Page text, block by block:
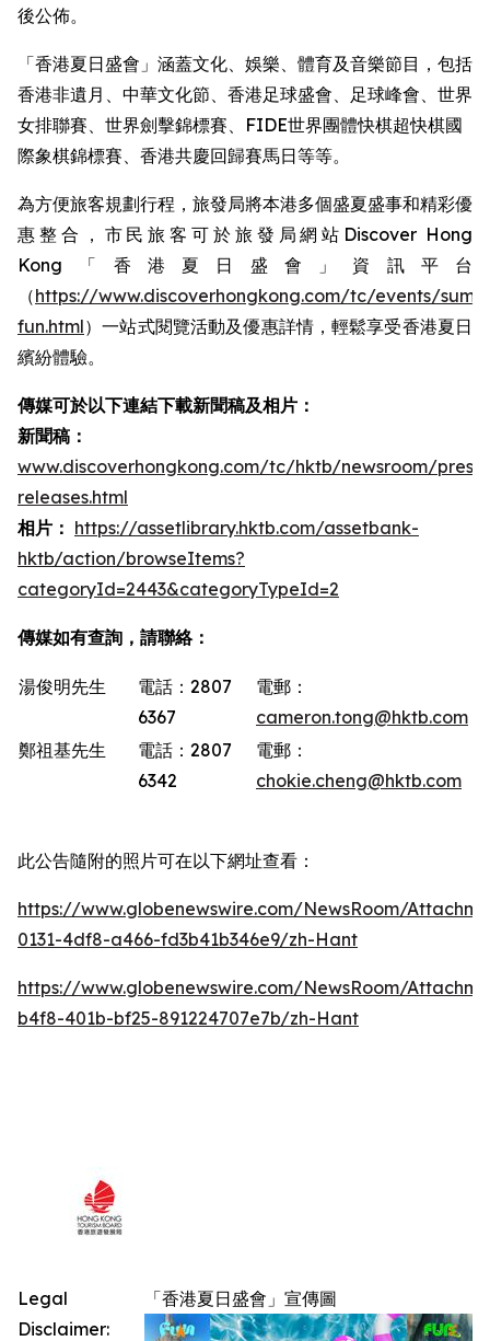
後公佈。
「香港夏日盛會」涵蓋文化、娛樂、體育及音樂節目，包括
香港非遺月、中華文化節、香港足球盛會、足球峰會、世界
女排聯賽、世界劍擊錦標賽、FIDE世界團體快棋超快棋國
際象棋錦標賽、香港共慶回歸賽馬日等等。 ​
為方便旅客規劃行程，旅發局將本港多個盛夏盛事和精彩優
惠整合，市民旅客可於旅發局網站Discover Hong
Kong「香港夏日盛會」資訊平台
（https://www.discoverhongkong.com/tc/events/
fun.html）一站式閱覽活動及優惠詳情，輕鬆享受香港夏日
繽紛體驗。
傳媒可於以下連結下載新聞稿及相片：
新聞稿：
www.discoverhongkong.com/tc/hktb/newsroom/press-
releases.html
相片： https://assetlibrary.hktb.com/assetbank-
hktb/action/browseItems?
categoryId=2443&categoryTypeId=2
傳媒如有查詢，請聯絡：
湯俊明先生
電話：2807
6367
電郵：
cameron.tong@hktb.com
鄭祖基先生
電話：2807
6342
電郵：
chokie.cheng@hktb.com
此公告隨附的照片可在以下網址查看：
https://www.globenewswire.com/NewsRoom/
0131-4df8-a466-fd3b41b346e9/zh-Hant
https://www.globenewswire.com/NewsRoom/
b4f8-401b-bf25-891224707e7b/zh-Hant
「香港夏日盛會」宣傳圖
Legal
Disclaimer: